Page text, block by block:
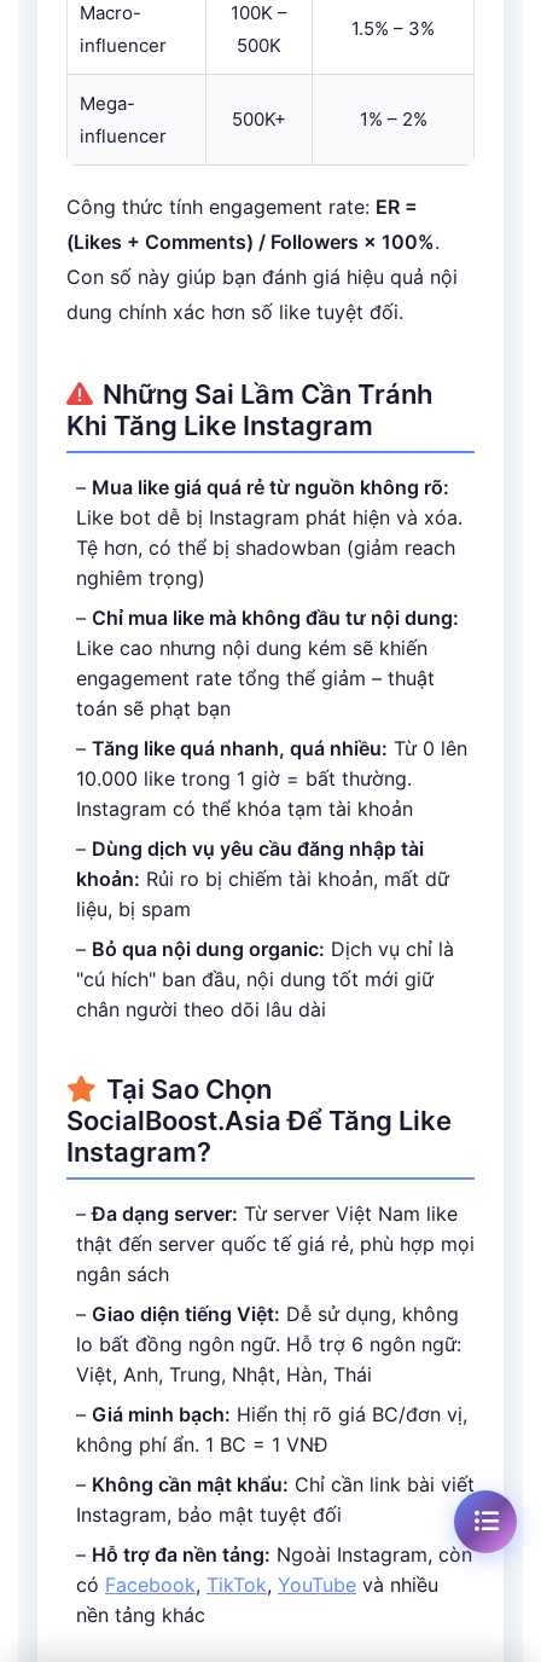
Macro-
influencer
100K –
500K
1.5% – 3%
Mega-
influencer
500K+ 1% – 2%
Công thức tính engagement rate: ER =
(Likes + Comments) / Followers × 100%.
Con số này giúp bạn đánh giá hiệu quả nội
dung chính xác hơn số like tuyệt đối.
Những Sai Lầm Cần Tránh
Khi Tăng Like Instagram
– Mua like giá quá rẻ từ nguồn không rõ:
Like bot dễ bị Instagram phát hiện và xóa.
Tệ hơn, có thể bị shadowban (giảm reach
nghiêm trọng)
– Chỉ mua like mà không đầu tư nội dung:
Like cao nhưng nội dung kém sẽ khiến
engagement rate tổng thể giảm – thuật
toán sẽ phạt bạn
– Tăng like quá nhanh, quá nhiều: Từ 0 lên
10.000 like trong 1 giờ = bất thường.
Instagram có thể khóa tạm tài khoản
– Dùng dịch vụ yêu cầu đăng nhập tài
khoản: Rủi ro bị chiếm tài khoản, mất dữ
liệu, bị spam
– Bỏ qua nội dung organic: Dịch vụ chỉ là
"cú hích" ban đầu, nội dung tốt mới giữ
chân người theo dõi lâu dài
Tại Sao Chọn
SocialBoost.Asia Để Tăng Like
Instagram?
–Đa dạng server: Từ server Việt Nam like
thật đến server quốc tế giá rẻ, phù hợp mọi
ngân sách
– Giao diện tiếng Việt: Dễ sử dụng, không
lo bất đồng ngôn ngữ. Hỗ trợ 6 ngôn ngữ:
Việt, Anh, Trung, Nhật, Hàn, Thái
– Giá minh bạch: Hiển thị rõ giá BC/đơn vị,
không phí ẩn. 1 BC = 1 VNĐ
– Không cần mật khẩu: Chỉ cần link bài viết
Instagram, bảo mật tuyệt đối
– Hỗ trợ đa nền tảng: Ngoài Instagram, còn
có Facebook, TikTok, YouTube và nhiều
nền tảng khác